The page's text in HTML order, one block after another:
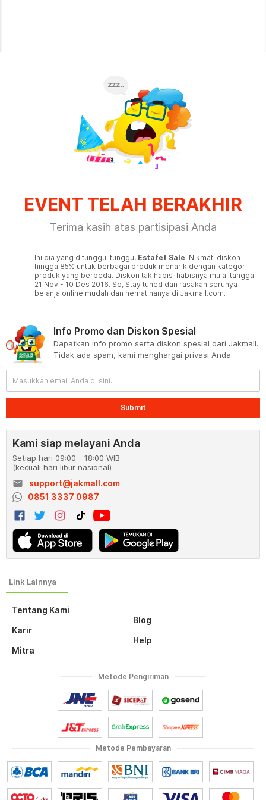
EVENT TELAH BERAKHIR
Terima kasih atas partisipasi Anda
Ini dia yang ditunggu-tunggu, Estafet Sale! Nikmati diskon
hingga 85% untuk berbagai produk menarik dengan kategori
produk yang berbeda. Diskon tak habis-habisnya mulai tanggal
21 Nov - 10 Des 2016. So, Stay tuned dan rasakan serunya
belanja online mudah dan hemat hanya di Jakmall.com.
Tentang Kami
Karir
Mitra
Blog
Help
Info Promo dan Diskon Spesial
Dapatkan info promo serta diskon spesial dari Jakmall.
Tidak ada spam, kami menghargai privasi Anda
Submit
Kami siap melayani Anda
Setiap hari 09:00 - 18:00 WIB
(kecuali hari libur nasional)
email
support@jakmall.com
0851 3337 0987
Metode Pembayaran
Metode Pengiriman